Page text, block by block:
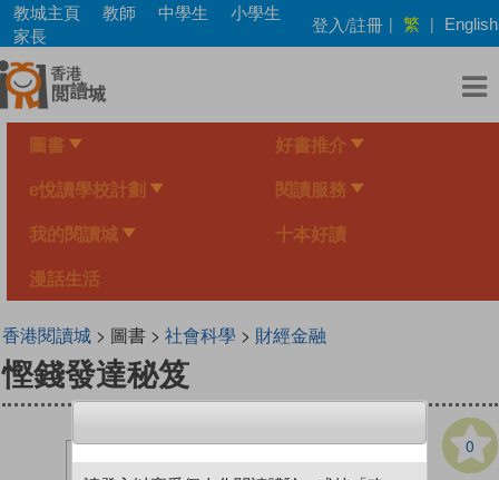
Skip
main
content
教城主頁 教師 中學生
小學生
家長
登入/註冊 | 繁 | English
圖書 好書推介
e悅讀學校計劃 閱讀服務
我的閱讀城 十本好讀
漫話生活
香港閱讀城> 圖書 > 社會科學 > 財經金融
慳錢發達秘笈
0